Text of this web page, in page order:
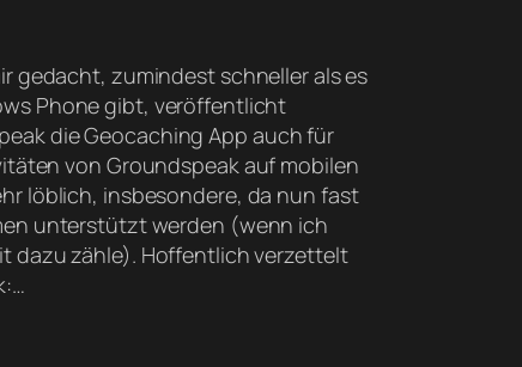
gedacht, zumindest schneller als es
Phone gibt, veröffentlicht
die Geocaching App auch für
von Groundspeak auf mobilen
löblich, insbesondere, da nun fast
unterstützt werden (wenn ich
dazu zähle). Hoffentlich verzettelt